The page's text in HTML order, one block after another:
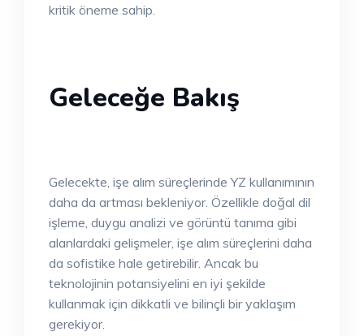
kritik öneme sahip.
Geleceğe Bakış
Gelecekte, işe alım süreçlerinde YZ kullanımının
daha da artması bekleniyor. Özellikle doğal dil
işleme, duygu analizi ve görüntü tanıma gibi
alanlardaki gelişmeler, işe alım süreçlerini daha
da sofistike hale getirebilir. Ancak bu
teknolojinin potansiyelini en iyi şekilde
kullanmak için dikkatli ve bilinçli bir yaklaşım
gerekiyor.